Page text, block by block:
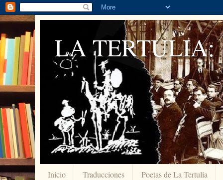
LA TERTULIA:
Inicio Traducciones Poetas de La Tertulia